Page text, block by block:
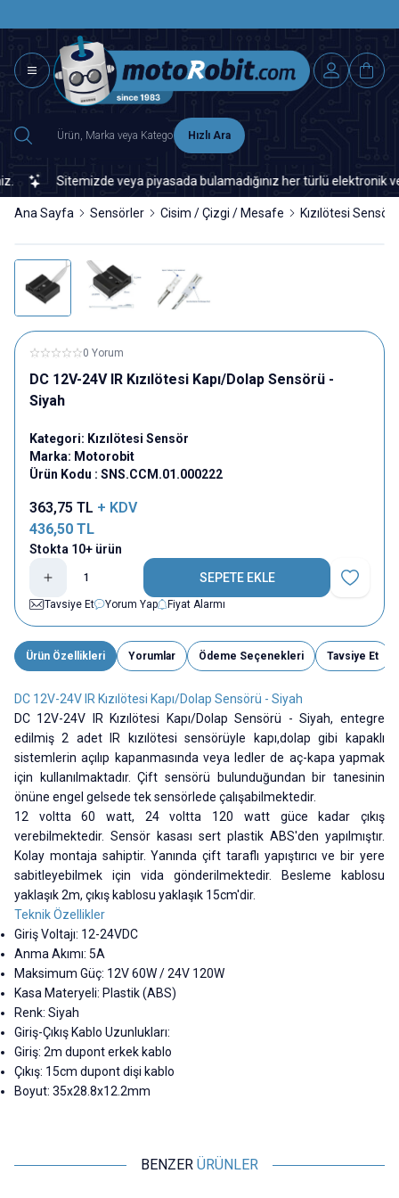
Hızlı Ara
Sitemizde veya piyasada bulamadığınız her türlü elektronik ve
Ana Sayfa Sensörler Cisim / Çizgi / Mesafe Kızılötesi Sensör
0 Yorum
DC 12V-24V IR Kızılötesi Kapı/Dolap Sensörü -
Siyah
Kategori: Kızılötesi Sensör
Marka: Motorobit
Ürün Kodu : SNS.CCM.01.000222
363,75 TL + KDV
436,50 TL
Stokta 10+ ürün
SEPETE EKLE
Favoriye
Tavsiye Et
Yorum Yap Fiyat Alarmı
Ürün Özellikleri Yorumlar Ödeme Seçenekleri Tavsiye Et
DC 12V-24V IR Kızılötesi Kapı/Dolap Sensörü - Siyah
DC 12V-24V IR Kızılötesi Kapı/Dolap Sensörü - Siyah, entegre
edilmiş 2 adet IR kızılötesi sensörüyle kapı,dolap gibi kapaklı
sistemlerin açılıp kapanmasında veya ledler de aç-kapa yapmak
için kullanılmaktadır. Çift sensörü bulunduğundan bir tanesinin
önüne engel gelsede tek sensörlede çalışabilmektedir.
12 voltta 60 watt, 24 voltta 120 watt güce kadar çıkış
verebilmektedir. Sensör kasası sert plastik ABS'den yapılmıştır.
Kolay montaja sahiptir. Yanında çift taraflı yapıştırıcı ve bir yere
sabitleyebilmek için vida gönderilmektedir. Besleme kablosu
yaklaşık 2m, çıkış kablosu yaklaşık 15cm'dir.
Teknik Özellikler
Giriş Voltajı: 12-24VDC
Anma Akımı: 5A
Maksimum Güç: 12V 60W / 24V 120W
Kasa Materyeli: Plastik (ABS)
Renk: Siyah
Giriş-Çıkış Kablo Uzunlukları:
Giriş: 2m dupont erkek kablo
Çıkış: 15cm dupont dişi kablo
Boyut: 35x28.8x12.2mm
BENZER ÜRÜNLER